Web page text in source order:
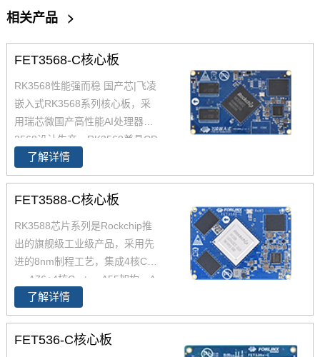
相关产品 >
FET3568-C核心板
RK3568性能强而稳 国产芯|飞凌
嵌入式RK3568系列核心板，采
用瑞芯微国产高性能AI处理器RK
3568设计生产，RK3568兼具CP
U、GPU、NPU、VPU于一身，
RK3568 性能、性价比在同类产
品中具有较高优势，RK3568处
SoC， 飞凌RK3568核心板主要
面向工业互联网、HMI、NVR存
储、车载中控、工业网关等领
稳定出货
了解详情
FET3588-C核心板
RK3588芯片系列是Rockchip推
出的旗舰级工业级产品，采用先
进的8nm制程工艺，集成4核Cort
ex-A76+4核Cortex-A55架构，A
76主频高达2.4GHz，A55核主频
高达1.8GHz，能够提供强大的性
能支撑。飞凌FET3588-C核心板
了解详情
FET536-C核心板